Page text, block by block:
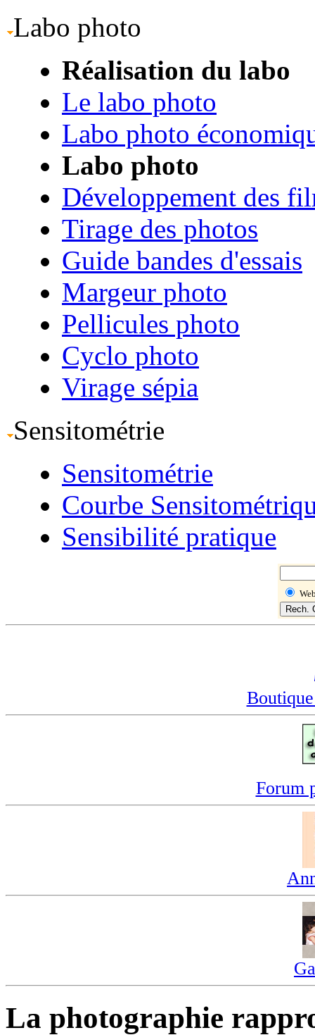
Labo photo
Réalisation du labo
Le labo photo
Labo photo
Labo photo
Développement des
Tirage des photos
Guide bandes d'essais
Margeur photo
Pellicules photo
Cyclo photo
Virage sépia
Sensitométrie
Sensitométrie
Courbe
Sensibilité pratique
Forum
La photographie